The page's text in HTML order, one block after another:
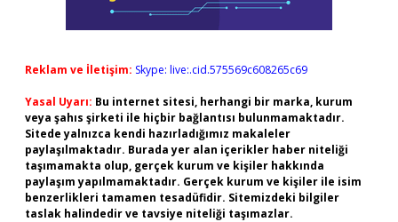
Reklam ve İletişim: Skype: live:.cid.575569c608265c69
Yasal Uyarı: Bu internet sitesi, herhangi bir marka, kurum
veya şahıs şirketi ile hiçbir bağlantısı bulunmamaktadır.
Sitede yalnızca kendi hazırladığımız makaleler
paylaşılmaktadır. Burada yer alan içerikler haber niteliği
taşımamakta olup, gerçek kurum ve kişiler hakkında
paylaşım yapılmamaktadır. Gerçek kurum ve kişiler ile isim
benzerlikleri tamamen tesadüfidir. Sitemizdeki bilgiler
taslak halindedir ve tavsiye niteliği taşımazlar.